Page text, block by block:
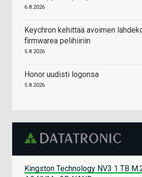
6.8.2026
Keychron kehittää avoimen
firmwarea pelihiiriin
5.8.2026
Honor uudisti logonsa
5.8.2026
Kingston Technology NV3 1 TB